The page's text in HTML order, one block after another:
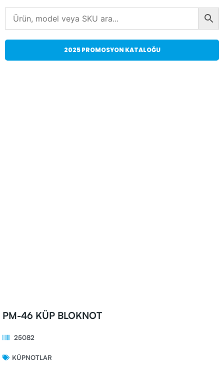
2025 PROMOSYON KATALOĞU
PM-46 KÜP BLOKNOT
25082
KÜPNOTLAR